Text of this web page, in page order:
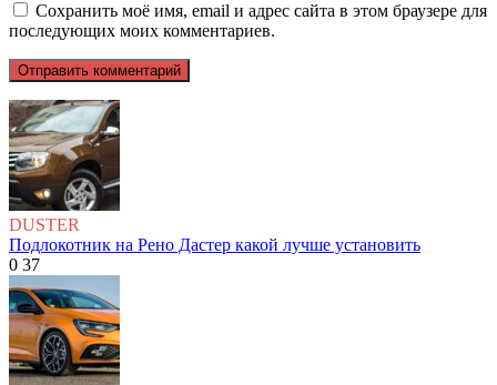
Сохранить моё имя, email и адрес сайта в этом браузере для
последующих моих комментариев.
DUSTER
Подлокотник на Рено Дастер какой лучше установить
0 37